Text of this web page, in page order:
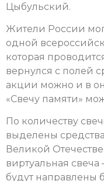
Цыбульский.
Жители России
одной
которая
вернулся с полей
акции можно и в
«Свечу памяти»
По количеству
выделены
Великой
виртуальная свеча
будут направлены